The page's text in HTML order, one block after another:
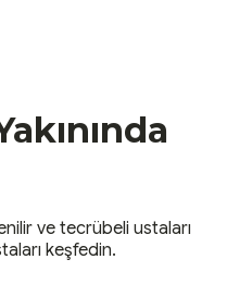
ve tecrübeli ustaları
keşfedin.